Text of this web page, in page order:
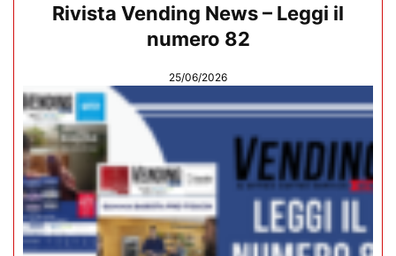
Rivista Vending News – Leggi il
numero 82
25/06/2026